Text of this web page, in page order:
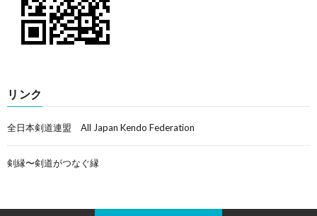
リンク
全日本剣道連盟 All Japan Kendo Federation
剣縁〜剣道がつなぐ縁